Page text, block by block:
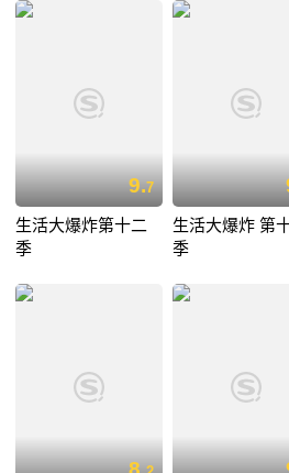
9.7
生活大爆炸第十二
季
生活大爆炸 第
季